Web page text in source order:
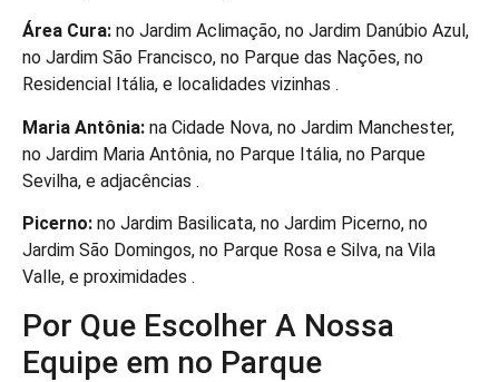
Área Cura: no Jardim Aclimação, no Jardim Danúbio Azul,
no Jardim São Francisco, no Parque das Nações, no
Residencial Itália, e localidades vizinhas .
Maria Antônia: na Cidade Nova, no Jardim Manchester,
no Jardim Maria Antônia, no Parque Itália, no Parque
Sevilha, e adjacências .
Picerno: no Jardim Basilicata, no Jardim Picerno, no
Jardim São Domingos, no Parque Rosa e Silva, na Vila
Valle, e proximidades .
Por Que Escolher A Nossa
Equipe em no Parque